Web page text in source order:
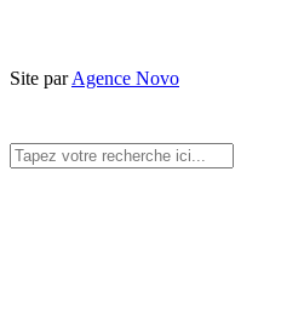
Site parAgence Novo